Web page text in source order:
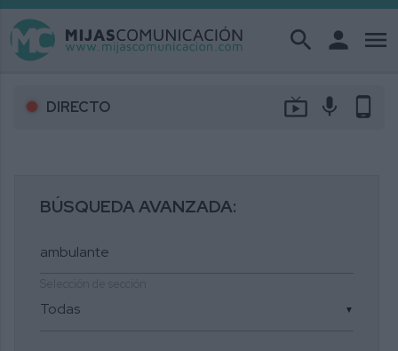
search person menu
DIRECTO live_tv mic phone_android
BÚSQUEDA AVANZADA:
▼